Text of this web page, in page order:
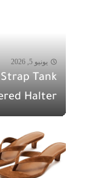
يونيو 5, 2026
Tank
Halter...